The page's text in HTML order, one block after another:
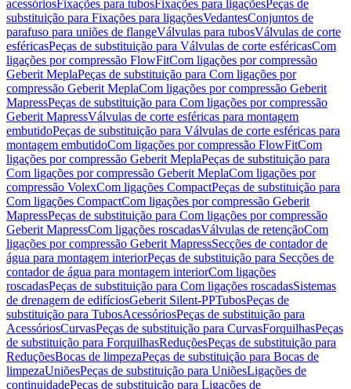
acessóriosFixações para tubosFixações para ligaçõesPeças de
substituição para Fixações para ligaçõesVedantesConjuntos de
parafuso para uniões de flangeVálvulas para tubosVálvulas de corte
esféricasPeças de substituição para Válvulas de corte esféricasCom
ligações por compressão FlowFitCom ligações por compressão
Geberit MeplaPeças de substituição para Com ligações por
compressão Geberit MeplaCom ligações por compressão Geberit
MapressPeças de substituição para Com ligações por compressão
Geberit MapressVálvulas de corte esféricas para montagem
embutidoPeças de substituição para Válvulas de corte esféricas para
montagem embutidoCom ligações por compressão FlowFitCom
ligações por compressão Geberit MeplaPeças de substituição para
Com ligações por compressão Geberit MeplaCom ligações por
compressão VolexCom ligações CompactPeças de substituição para
Com ligações CompactCom ligações por compressão Geberit
MapressPeças de substituição para Com ligações por compressão
Geberit MapressCom ligações roscadasVálvulas de retençãoCom
ligações por compressão Geberit MapressSecções de contador de
água para montagem interiorPeças de substituição para Secções de
contador de água para montagem interiorCom ligações
roscadasPeças de substituição para Com ligações roscadasSistemas
de drenagem de edifíciosGeberit Silent-PPTubosPeças de
substituição para TubosAcessóriosPeças de substituição para
AcessóriosCurvasPeças de substituição para CurvasForquilhasPeças
de substituição para ForquilhasReduçõesPeças de substituição para
ReduçõesBocas de limpezaPeças de substituição para Bocas de
limpezaUniõesPeças de substituição para UniõesLigações de
continuidadePeças de substituição para Ligações de